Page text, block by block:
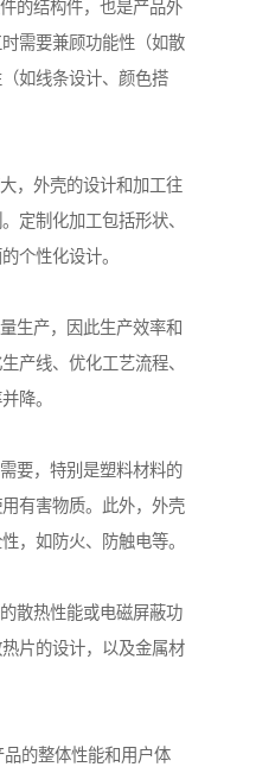
的结构件，也是产品外
需要兼顾功能性（如散
如线条设计、颜色搭
，外壳的设计和加工往
定制化加工包括形状、
个性化设计。
生产，因此生产效率和
产线、优化工艺流程、
降。
要，特别是塑料材料的
有害物质。此外，外壳
，如防火、防触电等。
散热性能或电磁屏蔽功
片的设计，以及金属材
的整体性能和用户体